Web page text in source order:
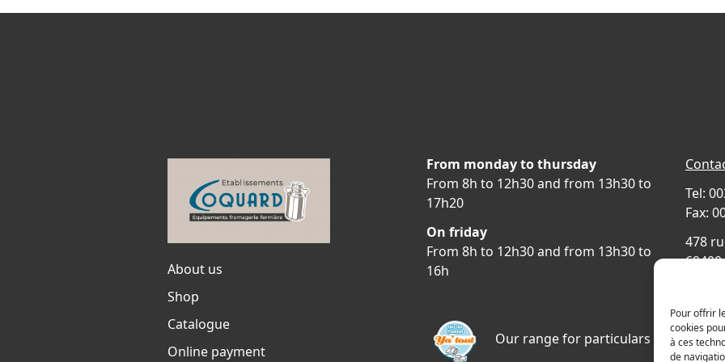
Pour offrir
cookies
à ces
de
About us
Shop
Catalogue
Online payment
From monday to thursday
From 8h to 12h30 and from 13h30 to
17h20
On friday
From 8h to 12h30 and from 13h30 to
16h
Our range for particulars
Tel:
Fax:
478